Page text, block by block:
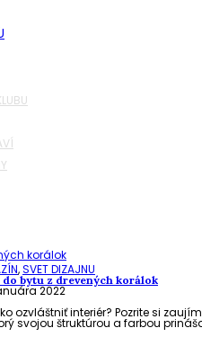
,SVET DIZAJNU
bytu z drevených korálok
2022
ozvláštniť interiér? Pozrite si
svojou štruktúrou a farbou